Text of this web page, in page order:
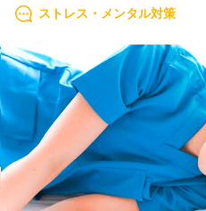
ストレス・メンタル対策